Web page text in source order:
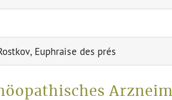
Euphraise des prés